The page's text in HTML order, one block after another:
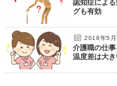
認知症によ
グも有効
2018年5月
介護職の仕
温度差は大